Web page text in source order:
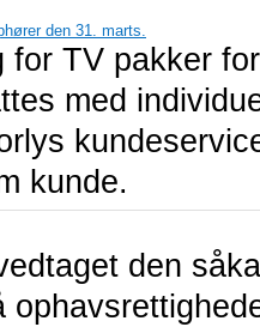
den 31. marts.
for TV pakker
med
kunde.
den